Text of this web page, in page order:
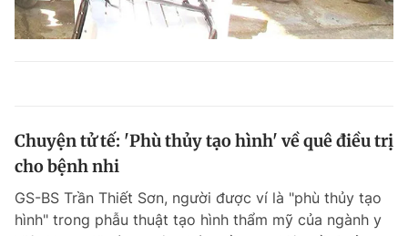
Chuyện tử tế: 'Phù thủy tạo hình' về quê điều trị
cho bệnh nhi
GS-BS Trần Thiết Sơn, người được ví là "phù thủy tạo
hình" trong phẫu thuật tạo hình thẩm mỹ của ngành y